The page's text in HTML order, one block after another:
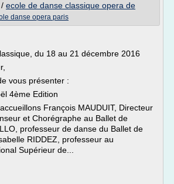
/ ecole de danse classique opera de
danse opera paris
du 18 au 21 décembre 2016
vous présenter :
4ème Edition
François MAUDUIT, Directeur
et Chorégraphe au Ballet de
professeur de danse du Ballet de
RIDDEZ, professeur au
Supérieur de...